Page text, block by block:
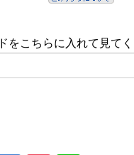
をこちらに入れて見て